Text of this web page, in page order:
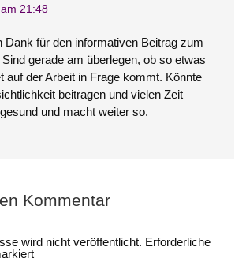
21:48
Dank für den informativen Beitrag zum
gerade am überlegen, ob so etwas
auf der Arbeit in Frage kommt. Könnte
beitragen und vielen Zeit
und macht weiter so.
Kommentar
wird nicht veröffentlicht. Erforderliche